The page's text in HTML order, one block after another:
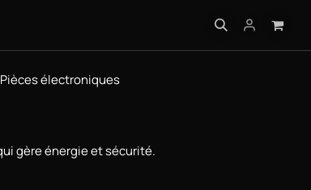
Pièces électroniques
gère énergie et sécurité.